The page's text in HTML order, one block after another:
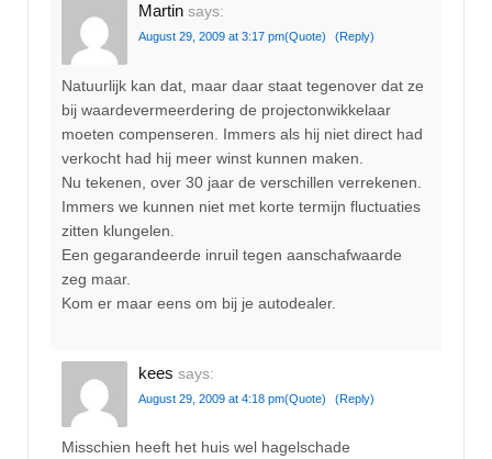
Martin says:
August 29, 2009 at 3:17 pm(Quote) (Reply)
Natuurlijk kan dat, maar daar staat tegenover dat ze
bij waardevermeerdering de projectonwikkelaar
moeten compenseren. Immers als hij niet direct had
verkocht had hij meer winst kunnen maken.
Nu tekenen, over 30 jaar de verschillen verrekenen.
Immers we kunnen niet met korte termijn fluctuaties
zitten klungelen.
Een gegarandeerde inruil tegen aanschafwaarde
zeg maar.
Kom er maar eens om bij je autodealer.
kees says:
August 29, 2009 at 4:18 pm(Quote) (Reply)
Misschien heeft het huis wel hagelschade